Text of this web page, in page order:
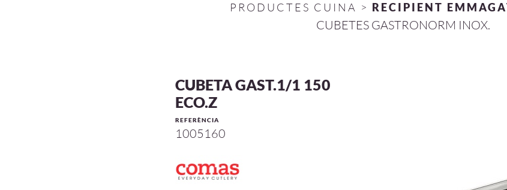
PRODUCTES CUINA > RECIPIENT
CUBETES GASTRONORM INOX.
CUBETA GAST.1/1 150
ECO.Z
REFERÈNCIA
1005160